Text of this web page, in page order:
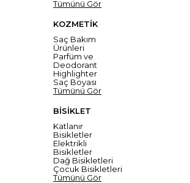
Tümünü Gör
KOZMETİK
Saç Bakım
Ürünleri
Parfüm ve
Deodorant
Highlighter
Saç Boyası
Tümünü Gör
BİSİKLET
Katlanır
Bisikletler
Elektrikli
Bisikletler
Dağ Bisikletleri
Çocuk Bisikletleri
Tümünü Gör